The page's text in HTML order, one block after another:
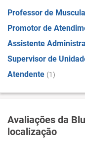
Professor de
Promotor de
Assistente
Supervisor de
Atendente (1)
Avaliações da
localização